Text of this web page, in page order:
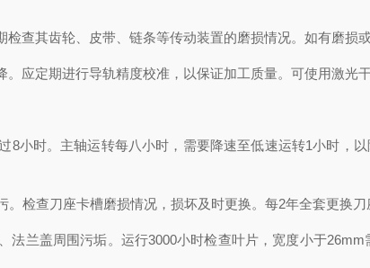
其齿轮、皮带、链条等传动装置的磨损情况。如有磨损或
定期进行导轨精度校准，以保证加工质量。可使用激光干
时。主轴运转每八小时，需要降速至低速运转1小时，
查刀座卡槽磨损情况，损坏及时更换。每2年全套更换刀
盖周围污垢。运行3000小时检查叶片，宽度小于26mm